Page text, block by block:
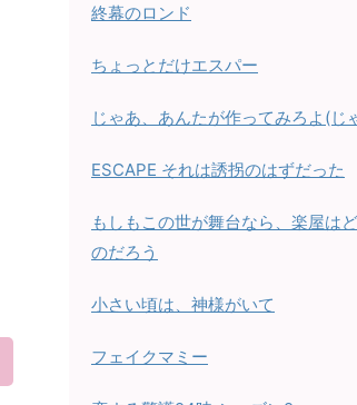
終幕のロンド
ちょっとだけエスパー
じゃあ、あんたが作ってみろよ(じ
ESCAPE それは誘拐のはずだった
もしもこの世が舞台なら、楽屋は
のだろう
小さい頃は、神様がいて
フェイクマミー